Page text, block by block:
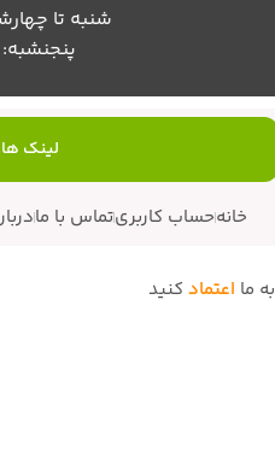
شنبه تا چهارشنبه:
پنجنشبه: 9 الی 14
لینک
خانهحساب کاربریتماس با ما
به ما اعتماد کنید